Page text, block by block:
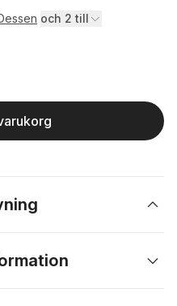
och 2 till